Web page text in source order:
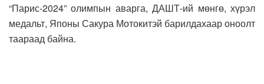
“Парис-2024” олимпын аварга, ДАШТ-ий мөнгө, хүрэл
медальт, Японы Сакура Мотокитэй барилдахаар оноолт
таараад байна.